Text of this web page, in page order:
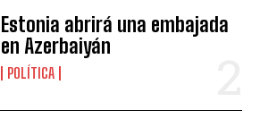
Estonia abrirá una embajada
en Azerbaiyán
POLÍTICA